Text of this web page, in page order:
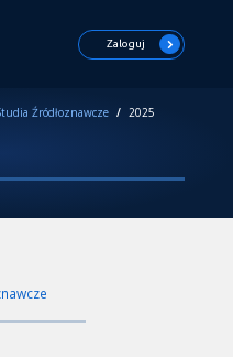
Zaloguj
Źródłoznawcze / 2025